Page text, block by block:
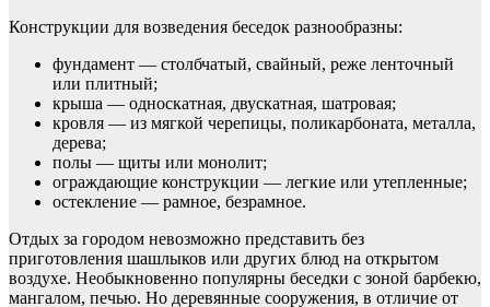
Конструкции для возведения беседок разнообразны:
фундамент — столбчатый, свайный, реже ленточный
или плитный;
крыша — односкатная, двускатная, шатровая;
кровля — из мягкой черепицы, поликарбоната, металла,
дерева;
полы — щиты или монолит;
ограждающие конструкции — легкие или утепленные;
остекление — рамное, безрамное.
Отдых за городом невозможно представить без
приготовления шашлыков или других блюд на открытом
воздухе. Необыкновенно популярны беседки с зоной барбекю,
мангалом, печью. Но деревянные сооружения, в отличие от